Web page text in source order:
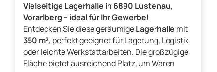
Vielseitige Lagerhalle in 6890 Lustenau,
Vorarlberg – ideal für Ihr Gewerbe!
Entdecken Sie diese geräumigeLagerhalle mit
350 m², perfekt geeignet für Lagerung, Logistik
oder leichte Werkstattarbeiten. Die großzügige
Fläche bietet ausreichend Platz, um Waren